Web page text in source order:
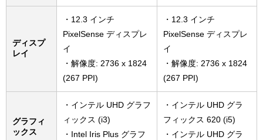
ディスプ
レイ
・12.3 インチ
PixelSense ディスプレ
イ
・解像度: 2736 x 1824
(267 PPI)
・12.3 インチ
PixelSense ディスプレ
イ
・解像度: 2736 x 1824
(267 PPI)
グラフィ
ックス
・インテル UHD グラフ
ィックス (i3)
・Intel Iris Plus グラフ
・インテル UHD グラ
フィックス 620 (i5)
・インテル UHD グラ